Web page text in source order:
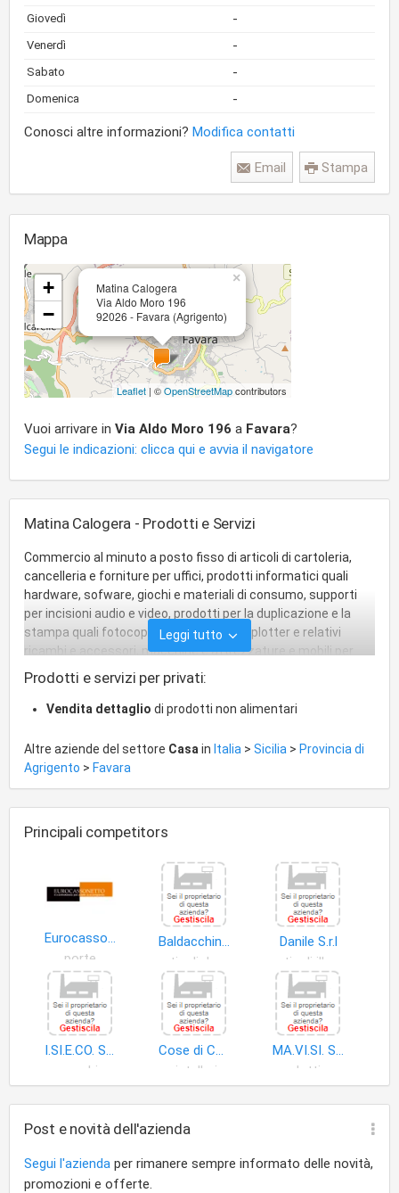
Giovedì -
Venerdì -
Sabato -
Domenica -
Conosci altre informazioni? Modifica contatti
Stampa
Email
Mappa
Matina Calogera
Via Aldo Moro 196
92026 - Favara (Agrigento)
×
+
−
Leaflet | ©OpenStreetMapcontributors
Vuoi arrivare in Via Aldo Moro 196 a Favara?
Segui le indicazioni: clicca qui e avvia il navigatore
Matina Calogera - Prodotti e Servizi
Commercio al minuto a posto fisso di articoli di cartoleria,
cancelleria e forniture per uffici, prodotti informatici quali
hardware, sofware, giochi e materiali di consumo, supporti
per incisioni audio e video, prodotti per la duplicazione e la
stampa quali fotocopiatrici, stampanti, plotter e relativi
ricambi e accessori, macchine e attrezzature e mobili per
ufficio, orologeria, pelletteria, oggettistica d'arredamento, libri
e pubblicazioni, gestione e fatturazione del traffico
telefonico.
Leggi tutto
Prodotti e servizi per privati:
Vendita dettaglio di prodotti non alimentari
Altre aziende del settore Casa in Italia > Sicilia > Provincia di
Agrigento > Favara
Principali competitors
Eurocassonetto
porte
Baldacchino S.R.L.FERRAMENTA Dal 1956
Danile S.r.l
I.SI.E.CO. S.r.l
parchi
Cose di Casa
cristalleria
MA.VI.SI. Societa' Unipersonale a Responsabilita' Limitata
Post e novità dell'azienda
Segui l'azienda per rimanere sempre informato delle novità,
promozioni e offerte.